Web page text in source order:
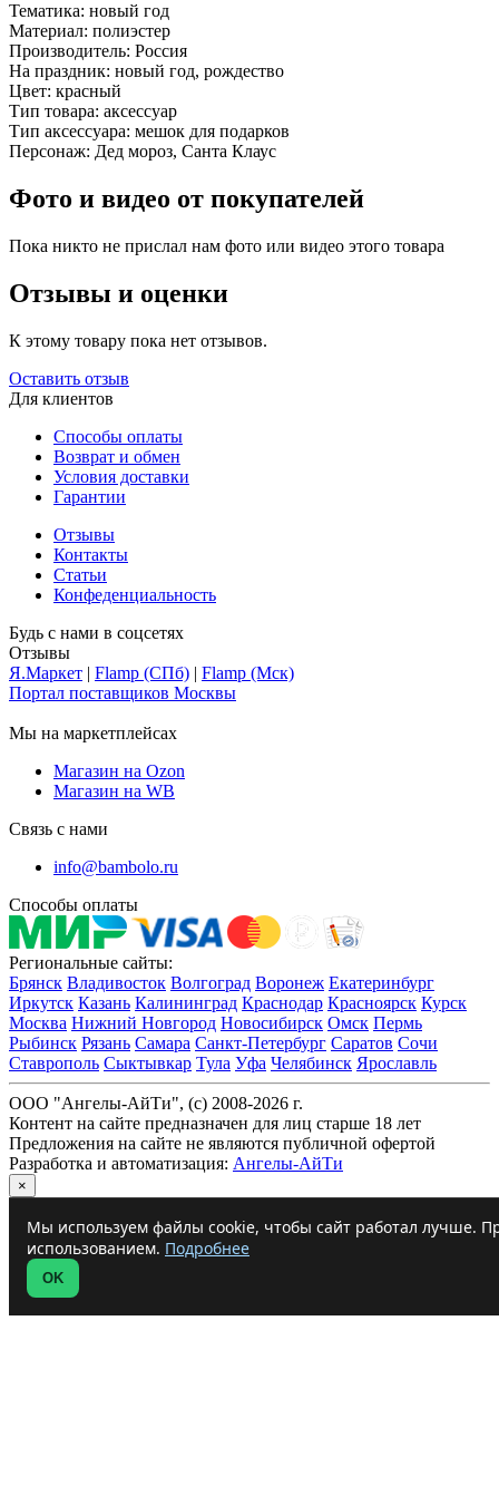
Тематика: новый год
Материал: полиэстер
Производитель: Россия
На праздник: новый год, рождество
Цвет: красный
Тип товара: аксессуар
Тип аксессуара: мешок для подарков
Персонаж: Дед мороз, Санта Клаус
Фото и видео от покупателей
Пока никто не прислал нам фото или видео этого товара
Отзывы и оценки
К этому товару пока нет отзывов.
Оставить отзыв
Для клиентов
Способы оплаты
Возврат и обмен
Условия доставки
Гарантии
Отзывы
Контакты
Статьи
Конфеденциальность
Будь с нами в соцсетях
Отзывы
Я.Маркет | Flamp (СПб) | Flamp (Мск)
Портал поставщиков Москвы
Мы на маркетплейсах
Магазин на Ozon
Магазин на WB
Связь с нами
info@bambolo.ru
Способы оплаты
Региональные сайты:
Брянск Владивосток Волгоград Воронеж Екатеринбург
Иркутск Казань Калининград Краснодар Красноярск Курск
Москва Нижний Новгород Новосибирск Омск Пермь
Рыбинск Рязань Самара Санкт-Петербург Саратов Сочи
Ставрополь Сыктывкар Тула Уфа Челябинск Ярославль
ООО "Ангелы-АйТи", (c) 2008-2026 г.
Контент на сайте предназначен для лиц старше 18 лет
Предложения на сайте не являются публичной офертой
Разработка и автоматизация: Ангелы-АйТи
×
Мы используем файлы cookie, чтобы сайт работал лучше.
использованием. Подробнее
OK